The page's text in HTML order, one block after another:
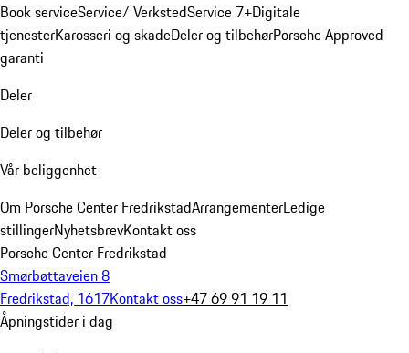
Book serviceService/ VerkstedService 7+Digitale
tjenesterKarosseri og skadeDeler og tilbehørPorsche Approved
garanti
Deler
Deler og tilbehør
Vår beliggenhet
Om Porsche Center FredrikstadArrangementerLedige
stillingerNyhetsbrevKontakt oss
Porsche Center Fredrikstad
Smørbøttaveien 8
Fredrikstad, 1617Kontakt oss+47 69 91 19 11
Åpningstider i dag